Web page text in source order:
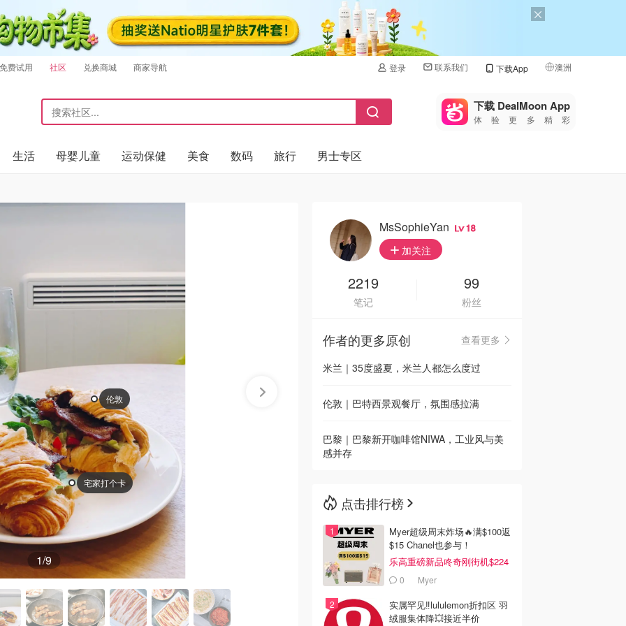
免费试用 社区 兑换商城 商家导航 登录 联系我们 下载App 澳洲
🇺🇸
🇨🇳 中国
🇦🇺
🇳🇿新西兰
下载 DealMoon App
体验更多精彩
生活 母婴儿童 运动保健 美食 数码 旅行 男士专区
伦敦
宅家打个卡
1/9
MsSophieYan 18
加关注
2219
笔记
99
粉丝
作者的更多原创
查看更多
米兰｜35度盛夏，米兰人都怎么度过
伦敦｜巴特西景观餐厅，氛围感拉满
巴黎｜巴黎新开咖啡馆NIWA，工业风与美
感并存
点击排行榜
Myer超级周末炸场🔥满$100返
$15 Chanel也参与！
乐高重磅新品咚奇刚街机$224
0 Myer
实属罕见‼️lululemon折扣区 羽
绒服集体降💥接近半价